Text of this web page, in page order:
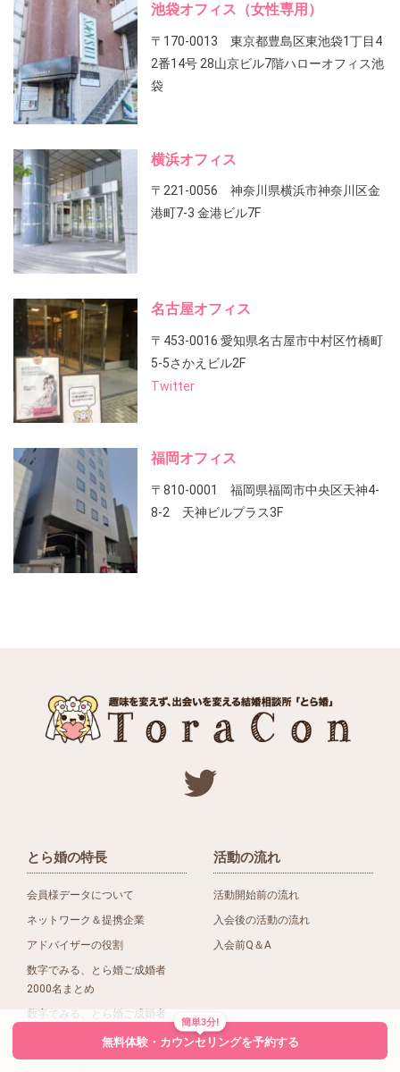
池袋オフィス（女性専用）
〒170-0013 東京都豊島区東池袋1丁目4
2番14号 28山京ビル7階ハローオフィス池
袋
横浜オフィス
〒221-0056 神奈川県横浜市神奈川区金
港町7-3 金港ビル7F
名古屋オフィス
〒453-0016 愛知県名古屋市中村区竹橋町
5-5さかえビル2F
Twitter
福岡オフィス
〒810-0001 福岡県福岡市中央区天神4-
8-2 天神ビルプラス3F
とら婚の特長
会員様データについて
ネットワーク＆提携企業
アドバイザーの役割
数字でみる、とら婚ご成婚者
2000名まとめ
数字でみる、とら婚ご成婚者
活動の流れ
活動開始前の流れ
入会後の活動の流れ
入会前Q＆A
簡単3分!
無料体験・カウンセリングを予約する